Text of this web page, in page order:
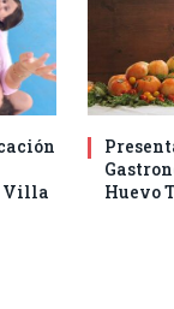
Villa
Huevo